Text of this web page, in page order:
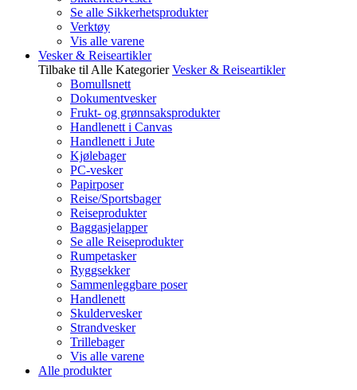
Se alle Sikkerhetsprodukter
Verktøy
Vis alle varene
Vesker & Reiseartikler
Tilbake til Alle Kategorier Vesker & Reiseartikler
Bomullsnett
Dokumentvesker
Frukt- og grønnsaksprodukter
Handlenett i Canvas
Handlenett i Jute
Kjølebager
PC-vesker
Papirposer
Reise/Sportsbager
Reiseprodukter
Baggasjelapper
Se alle Reiseprodukter
Rumpetasker
Ryggsekker
Sammenleggbare poser
Handlenett
Skuldervesker
Strandvesker
Trillebager
Vis alle varene
Alle produkter